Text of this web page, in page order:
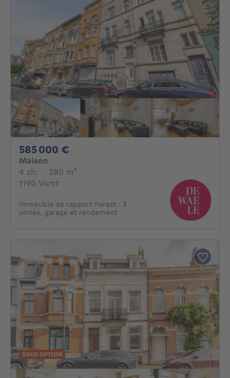
585 000 €
Maison
4 ch. 4 chambres
· 280 m²
1190 Vorst
Immeuble de rapport Forest : 3
unités, garage et rendement
SOUS OPTION